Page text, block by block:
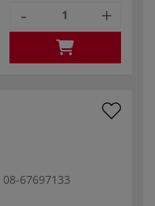
- +
08-67697133